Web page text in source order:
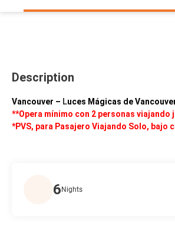
Description
Vancouver – Luces Mágicas de
**Opera mínimo con 2 personas viajando
*PVS, para Pasajero Viajando Solo, bajo
6 Nights